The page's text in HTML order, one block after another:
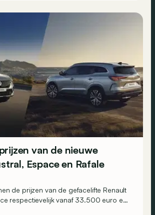
van de nieuwe
Espace en Rafale
de prijzen van de gefacelifte Renault
respectievelijk vanaf 33.500 euro en